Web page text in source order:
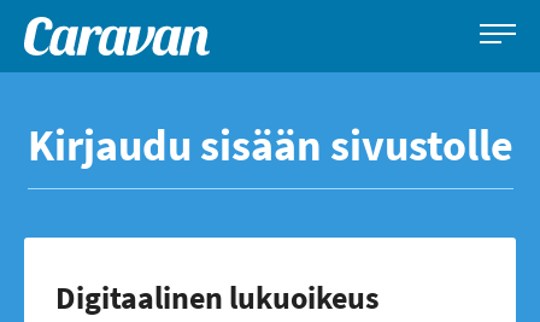
sisältöön
Caravan-
Leirintämatkailun
Kirjaudu sisään sivustolle
Digitaalinen lukuoikeus